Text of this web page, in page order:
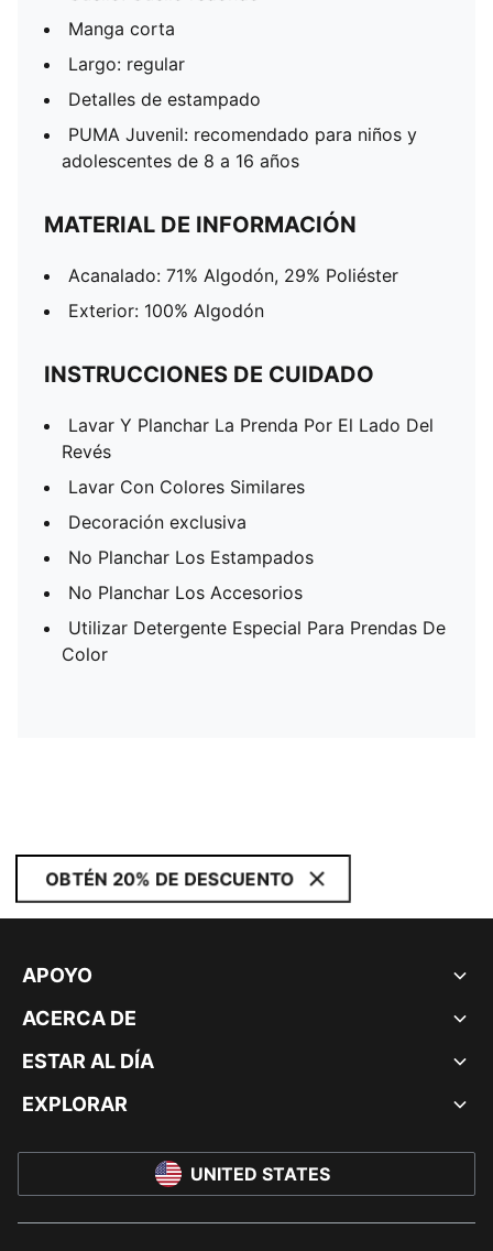
Manga corta
Largo: regular
Detalles de estampado
PUMA Juvenil: recomendado para niños y
adolescentes de 8 a 16 años
MATERIAL DE INFORMACIÓN
Acanalado: 71% Algodón, 29% Poliéster
Exterior: 100% Algodón
INSTRUCCIONES DE CUIDADO
Lavar Y Planchar La Prenda Por El Lado Del
Revés
Lavar Con Colores Similares
Decoración exclusiva
No Planchar Los Estampados
No Planchar Los Accesorios
Utilizar Detergente Especial Para Prendas De
Color
OBTÉN 20% DE DESCUENTO
APOYO
ACERCA DE
ESTAR AL DÍA
EXPLORAR
UNITED STATES